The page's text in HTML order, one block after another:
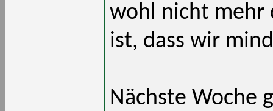
wohl nicht mehr
ist, dass wir
Nächste Woche